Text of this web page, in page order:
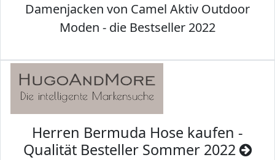
Damenjacken von Camel Aktiv Outdoor
Moden - die Bestseller 2022
Herren Bermuda Hose kaufen -
Qualität Besteller Sommer 2022